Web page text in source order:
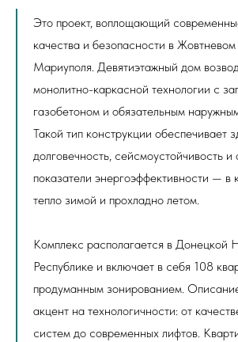
Это проект, воплощающий
качества и безопасности в
Мариуполя. Девятиэтажный дом
монолитно-каркасной технологии с
газобетоном и обязательным
Такой тип конструкции обеспечивает
долговечность, сейсмоустойчивость и
показатели энергоэффективности — в
тепло зимой и прохладно летом.
Комплекс располагается в Донецкой
Республике и включает в себя 108
продуманным зонированием.
акцент на технологичности: от
систем до современных лифтов.